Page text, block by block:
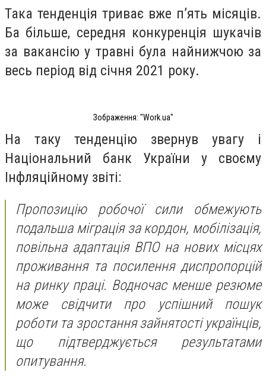
Така тенденція триває вже пʼять місяців.
Ба більше, середня конкуренція шукачів
за вакансію у травні була найнижчою за
весь період від січня 2021 року.
Зображення: "Work.ua"
На таку тенденцію звернув увагу і
Національний банк України у своєму
Інфляційному звіті:
Пропозицію робочої сили обмежують
подальша міграція за кордон, мобілізація,
повільна адаптація ВПО на нових місцях
проживання та посилення диспропорцій
на ринку праці. Водночас менше резюме
може свідчити про успішний пошук
роботи та зростання зайнятості українців,
що підтверджується результатами
опитування.